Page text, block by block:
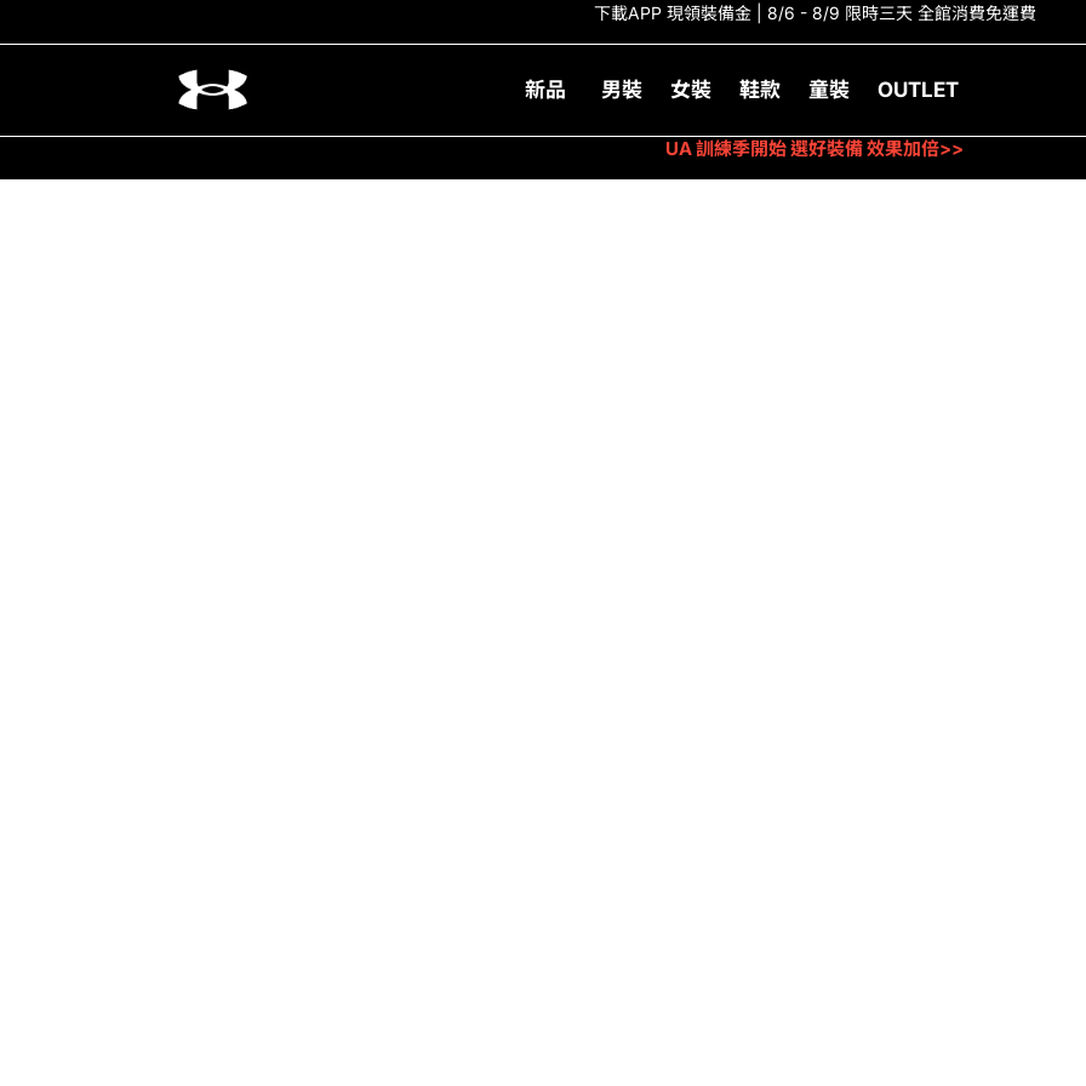
下載APP 現領裝備金 | 8/6 - 8/9 限時三天 全館消費免運費
新品 男裝 女裝 鞋款 童裝 OUTLET
UA 訓練季開始 選好裝備 效果加倍>>